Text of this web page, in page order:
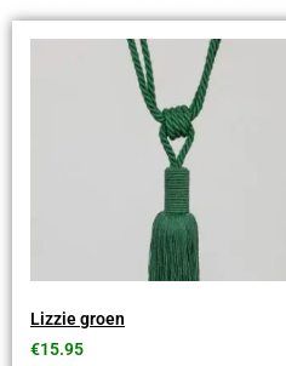
Lizzie groen
€15.95